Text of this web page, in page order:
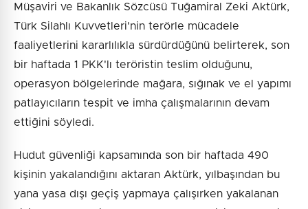
Müşaviri ve Bakanlık Sözcüsü Tuğamiral Zeki Aktürk,
Türk Silahlı Kuvvetleri'nin terörle mücadele
faaliyetlerini kararlılıkla sürdürdüğünü belirterek, son
bir haftada 1 PKK'lı teröristin teslim olduğunu,
operasyon bölgelerinde mağara, sığınak ve el yapımı
patlayıcıların tespit ve imha çalışmalarının devam
ettiğini söyledi.
Hudut güvenliği kapsamında son bir haftada 490
kişinin yakalandığını aktaran Aktürk, yılbaşından bu
yana yasa dışı geçiş yapmaya çalışırken yakalanan